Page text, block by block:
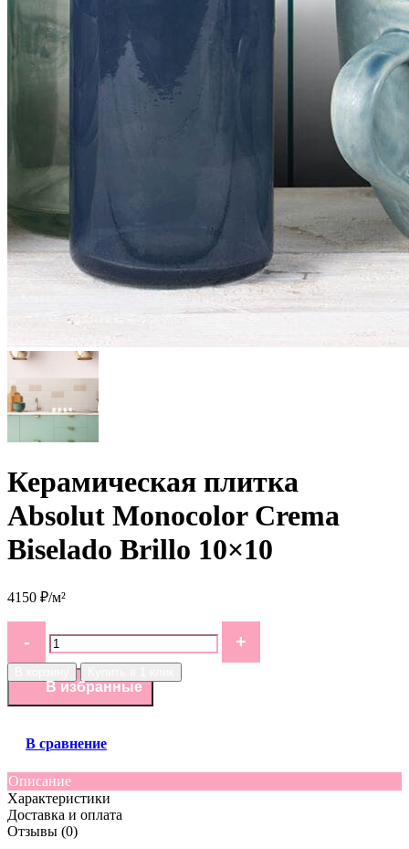
Керамическая плитка
Absolut Monocolor Crema
Biselado Brillo 10×10
4150 ₽/м²
В избранные
В сравнение
Описание
Характеристики
Доставка и оплата
Отзывы (0)